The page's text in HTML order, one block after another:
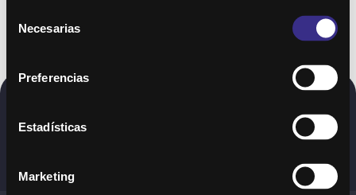
Necesarias
Preferencias
Estadísticas
Marketing
Copyright © 2020. Todos los derechos